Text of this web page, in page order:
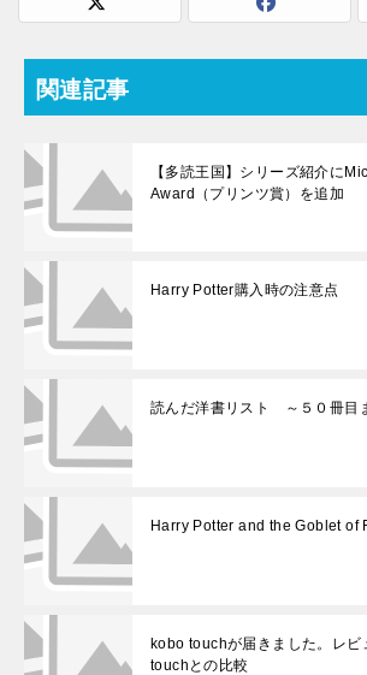
関連記事
【多読王国】シリーズ紹介に
Award（プリンツ賞）を追加
Harry Potter購入時の注意点
読んだ洋書リスト ～５０冊目
Harry Potter and the Goblet of
kobo touchが届きました。レ
touchとの比較